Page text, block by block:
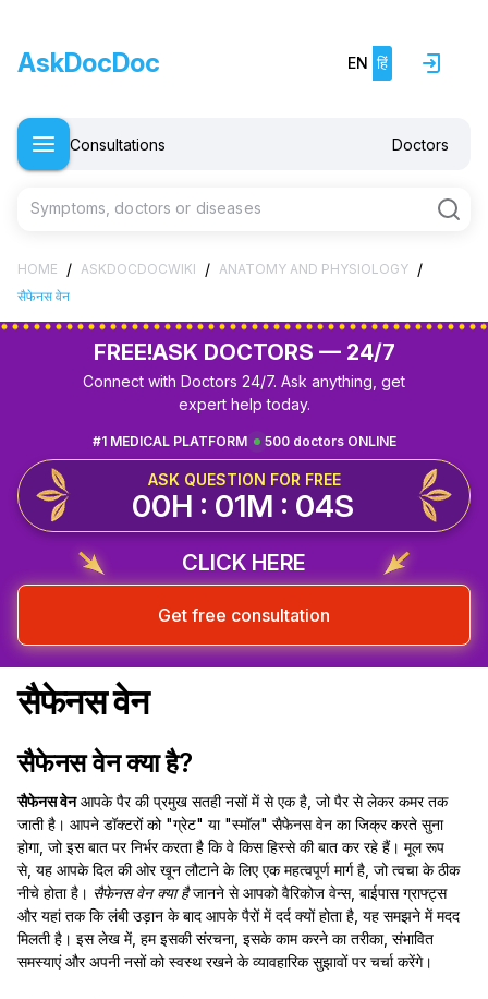
AskDocDoc EN हिं
Consultations Doctors
Symptoms, doctors or diseases
HOME / ASKDOCDOCWIKI / ANATOMY AND PHYSIOLOGY /
सैफेनस वेन
FREE!ASK DOCTORS — 24/7
Connect with Doctors 24/7. Ask anything, get
expert help today.
500 doctors ONLINE
#1 MEDICAL PLATFORM
ASK QUESTION FOR FREE
00H : 01M : 04S
CLICK HERE
Get free consultation
सैफेनस वेन
सैफेनस वेन क्या है?
सैफेनस वेनआपके पैर की प्रमुख सतही नसों में से एक है, जो पैर से लेकर कमर तक
जाती है। आपने डॉक्टरों को "ग्रेट" या "स्मॉल" सैफेनस वेन का जिक्र करते सुना
होगा, जो इस बात पर निर्भर करता है कि वे किस हिस्से की बात कर रहे हैं। मूल रूप
से, यह आपके दिल की ओर खून लौटाने के लिए एक महत्वपूर्ण मार्ग है, जो त्वचा के ठीक
नीचे होता है। सैफेनस वेन क्या हैजानने से आपको वैरिकोज वेन्स, बाईपास ग्राफ्ट्स
और यहां तक कि लंबी उड़ान के बाद आपके पैरों में दर्द क्यों होता है, यह समझने में मदद
मिलती है। इस लेख में, हम इसकी संरचना, इसके काम करने का तरीका, संभावित
समस्याएं और अपनी नसों को स्वस्थ रखने के व्यावहारिक सुझावों पर चर्चा करेंगे।